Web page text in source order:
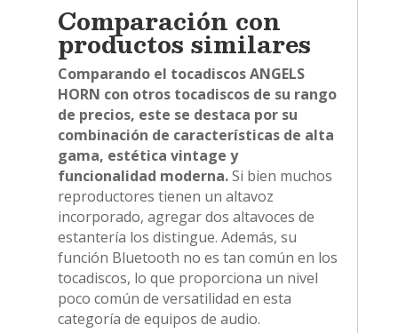
Comparación con
productos similares
Comparando el tocadiscos ANGELS
HORN con otros tocadiscos de su rango
de precios, este se destaca por su
combinación de características de alta
gama, estética vintage y
funcionalidad moderna.Si bien muchos
reproductores tienen un altavoz
incorporado, agregar dos altavoces de
estantería los distingue. Además, su
función Bluetooth no es tan común en los
tocadiscos, lo que proporciona un nivel
poco común de versatilidad en esta
categoría de equipos de audio.